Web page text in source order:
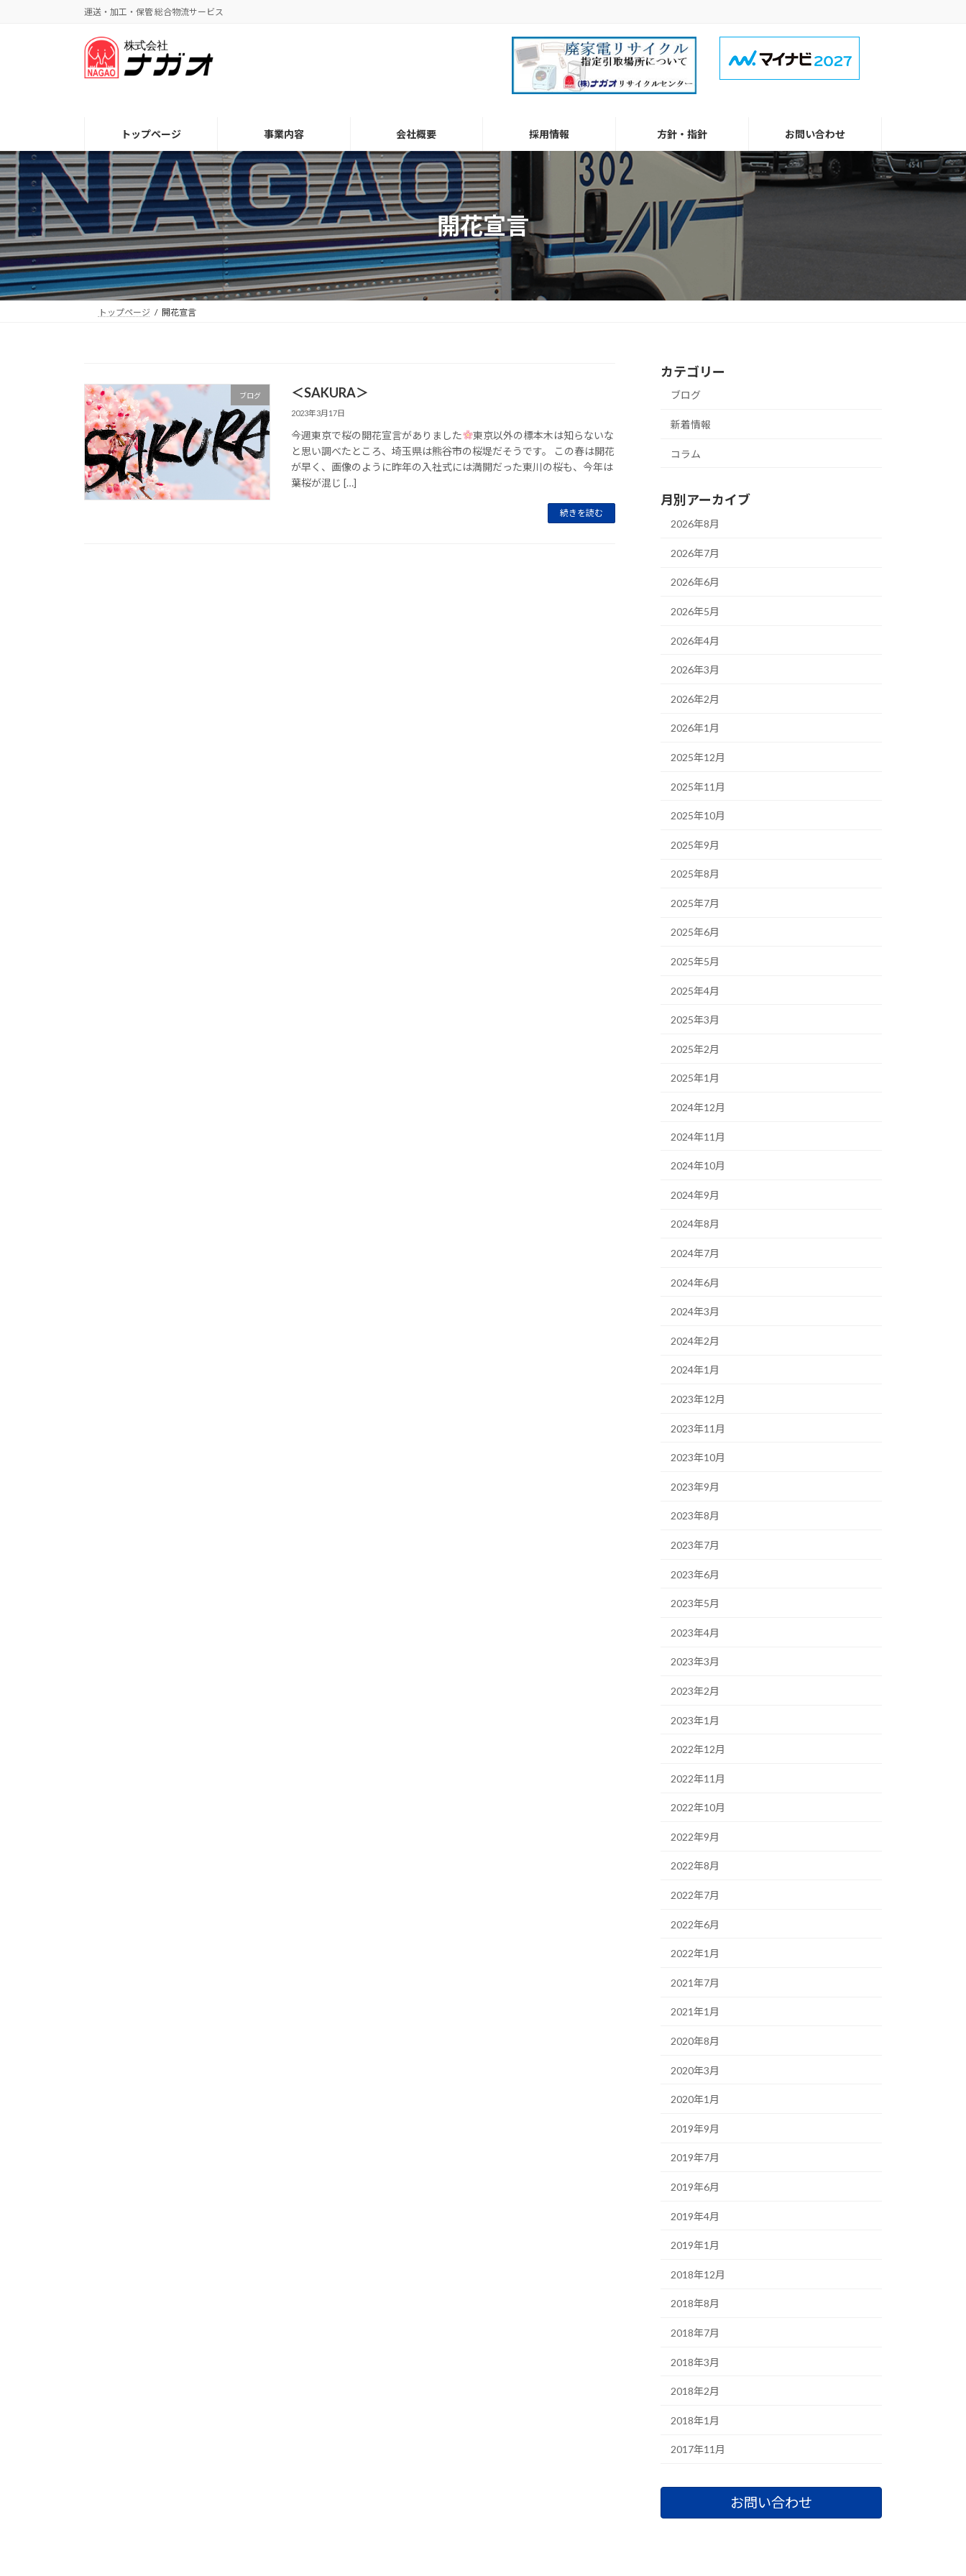
プ
動
運送・加工・保管 総合物流サービス
トップページ 事業内容 会社概要 採用情報 方針・指針 お問い合わせ
開花宣言
トップページ 開花宣言
ブログ ＜SAKURA＞
2023年3月17日
今週東京で桜の開花宣言がありました
東京以外の標本木は知らないな
と思い調べたところ、埼玉県は熊谷市の桜堤だそうです。 この春は開花
が早く、画像のように昨年の入社式には満開だった東川の桜も、今年は
葉桜が混じ […]
続きを読む
カテゴリー
ブログ
新着情報
コラム
月別アーカイブ
2026年8月
2026年7月
2026年6月
2026年5月
2026年4月
2026年3月
2026年2月
2026年1月
2025年12月
2025年11月
2025年10月
2025年9月
2025年8月
2025年7月
2025年6月
2025年5月
2025年4月
2025年3月
2025年2月
2025年1月
2024年12月
2024年11月
2024年10月
2024年9月
2024年8月
2024年7月
2024年6月
2024年3月
2024年2月
2024年1月
2023年12月
2023年11月
2023年10月
2023年9月
2023年8月
2023年7月
2023年6月
2023年5月
2023年4月
2023年3月
2023年2月
2023年1月
2022年12月
2022年11月
2022年10月
2022年9月
2022年8月
2022年7月
2022年6月
2022年1月
2021年7月
2021年1月
2020年8月
2020年3月
2020年1月
2019年9月
2019年7月
2019年6月
2019年4月
2019年1月
2018年12月
2018年8月
2018年7月
2018年3月
2018年2月
2018年1月
2017年11月
お問い合わせ